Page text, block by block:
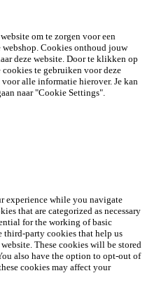
om te zorgen voor een
Cookies onthoud jouw
deze website. Door te klikken op
te gebruiken voor deze
alle informatie hierover. Je kan
naar "Cookie Settings".
experience while you navigate
that are categorized as necessary
for the working of basic
third-party cookies that help us
These cookies will be stored
also have the option to opt-out of
cookies may affect your